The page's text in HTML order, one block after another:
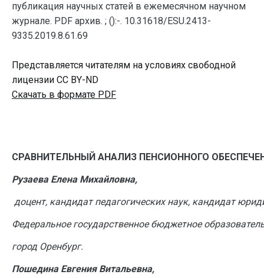
публикация научных статей в ежемесячном научном
журнале. PDF архив. ; ():-. 10.31618/ESU.2413-
9335.2019.8.61.69
Представляется читателям на условиях свободной
лицензии CC BY-ND
Скачать в формате PDF
СРАВНИТЕЛЬНЫЙ АНАЛИЗ ПЕНСИОННОГО
Рузаева Елена Михайловна,
доцент, кандидат педагогических наук, кандидат
Федеральное государственное бюджетное
город Оренбург.
Пошедина Евгения Витальевна,